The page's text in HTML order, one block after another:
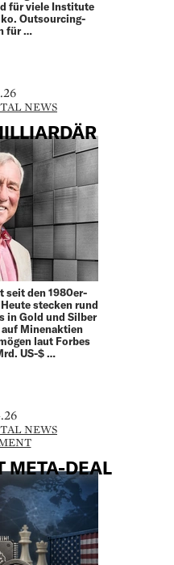
für viele Institute
Outsourcing-
für …
NEWS
seit den 1980er-
stecken rund
in Gold und Silber
auf Minenaktien
laut Forbes
US-$ …
NEWS
META-DEAL